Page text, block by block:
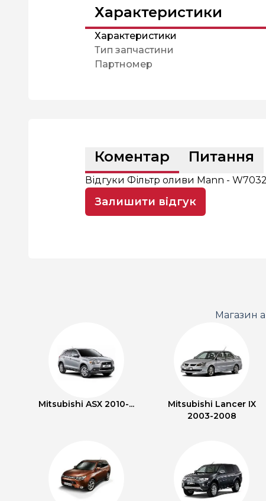
Характеристики
Характеристики
Тип запчастини
Партномер
Коментар Питання
Відгуки Фільтр оливи Mann -
Залишити відгук
Магазин
Mitsubishi ASX 2010-...
Mitsubishi Lancer IX
2003-2008